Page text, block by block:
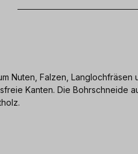
Nuten, Falzen,
Kanten. Die Bohrschneide